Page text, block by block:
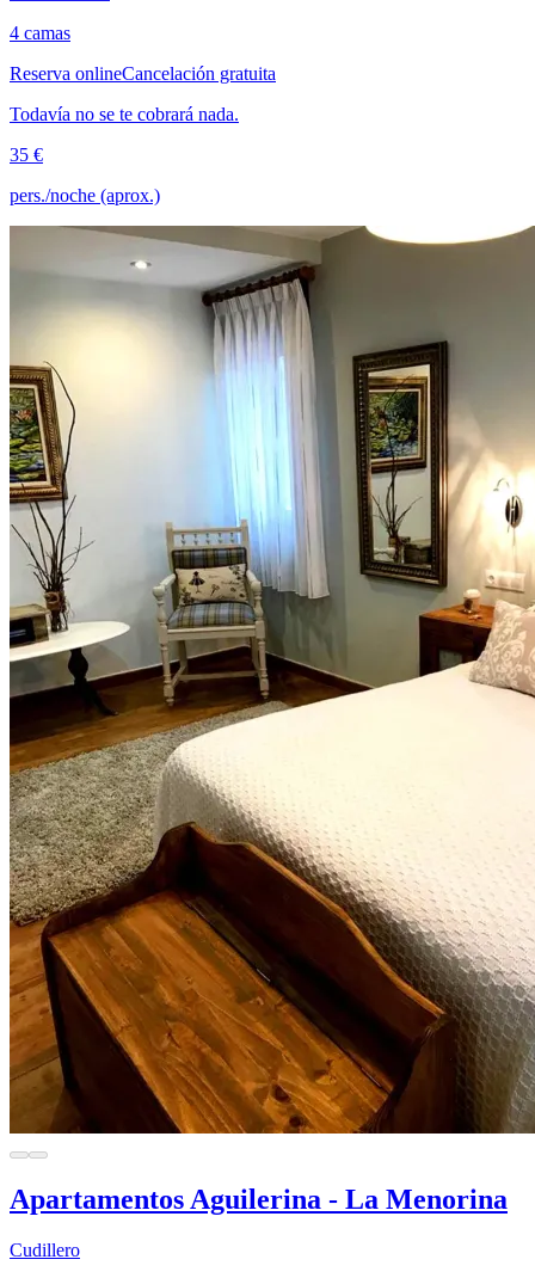
4 camas
Reserva onlineCancelación gratuita
Todavía no se te cobrará nada.
35 €
pers./noche (aprox.)
Apartamentos Aguilerina - La Menorina
Cudillero